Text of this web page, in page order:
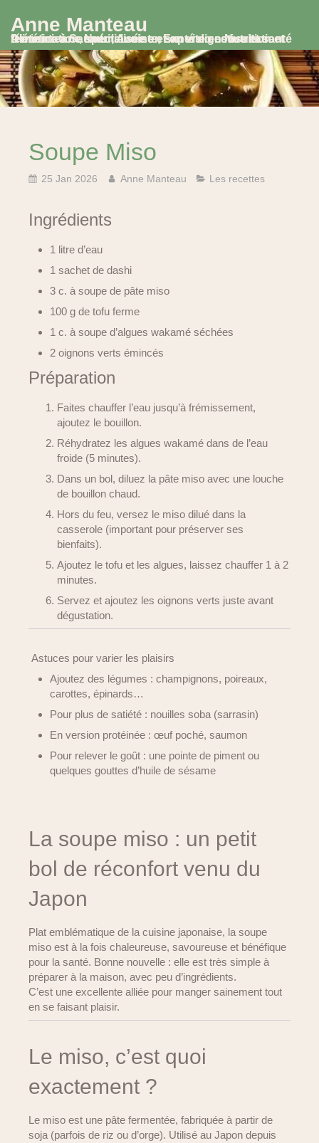
Anne Manteau
Diététicienne Nutritionniste, Experte en Nutrition et Alimentation, spécialisée en santé digestive et santé féminine à Saumur, Avoine et en visio consultation
Soupe Miso
25 Jan 2026 Anne Manteau Les recettes
Ingrédients
1 litre d’eau
1 sachet de dashi
3 c. à soupe de pâte miso
100 g de tofu ferme
1 c. à soupe d’algues wakamé séchées
2 oignons verts émincés
Préparation
Faites chauffer l’eau jusqu’à frémissement,
ajoutez le bouillon.
Réhydratez les algues wakamé dans de l’eau
froide (5 minutes).
Dans un bol, diluez la pâte miso avec une louche
de bouillon chaud.
Hors du feu, versez le miso dilué dans la
casserole (important pour préserver ses
bienfaits).
Ajoutez le tofu et les algues, laissez chauffer 1 à 2
minutes.
Servez et ajoutez les oignons verts juste avant
dégustation.
Astuces pour varier les plaisirs
Ajoutez des légumes : champignons, poireaux,
carottes, épinards…
Pour plus de satiété : nouilles soba (sarrasin)
En version protéinée : œuf poché, saumon
Pour relever le goût : une pointe de piment ou
quelques gouttes d’huile de sésame
La soupe miso : un petit
bol de réconfort venu du
Japon
Plat emblématique de la cuisine japonaise, la soupe
miso est à la fois chaleureuse, savoureuse et bénéfique
pour la santé. Bonne nouvelle : elle est très simple à
préparer à la maison, avec peu d’ingrédients.
C’est une excellente alliée pour manger sainement tout
en se faisant plaisir.
Le miso, c’est quoi
exactement ?
Le miso est une pâte fermentée, fabriquée à partir de
soja (parfois de riz ou d’orge). Utilisé au Japon depuis